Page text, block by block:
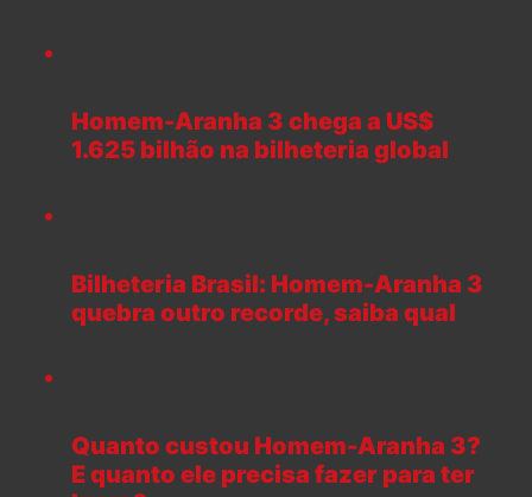
Homem-Aranha 3 chega a US$
1.625 bilhão na bilheteria global
Bilheteria Brasil: Homem-Aranha 3
quebra outro recorde, saiba qual
Quanto custou Homem-Aranha 3?
E quanto ele precisa fazer para ter